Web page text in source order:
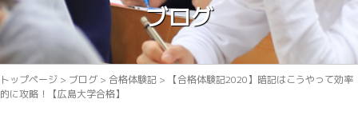
ブログ
トップページ > ブログ > 合格体験記 >
【合格体験記2020】暗記はこうやって効率
的に攻略！【広島大学合格】